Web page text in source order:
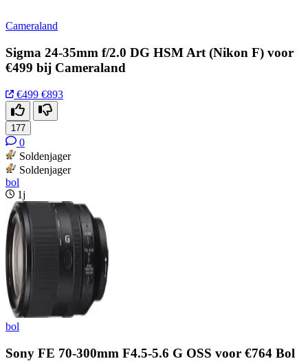
Cameraland
Sigma 24-35mm f/2.0 DG HSM Art (Nikon F) voor
€499 bij Cameraland
€499 €893
177
0
Soldenjager
Soldenjager
bol
1j
bol
Sony FE 70-300mm F4.5-5.6 G OSS voor €764 Bol